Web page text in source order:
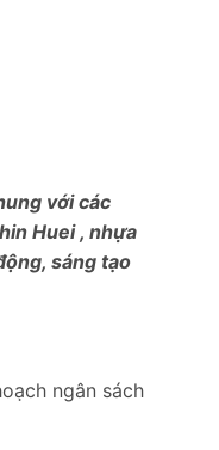
với các
Huei , nhựa
sáng tạo
ngân sách